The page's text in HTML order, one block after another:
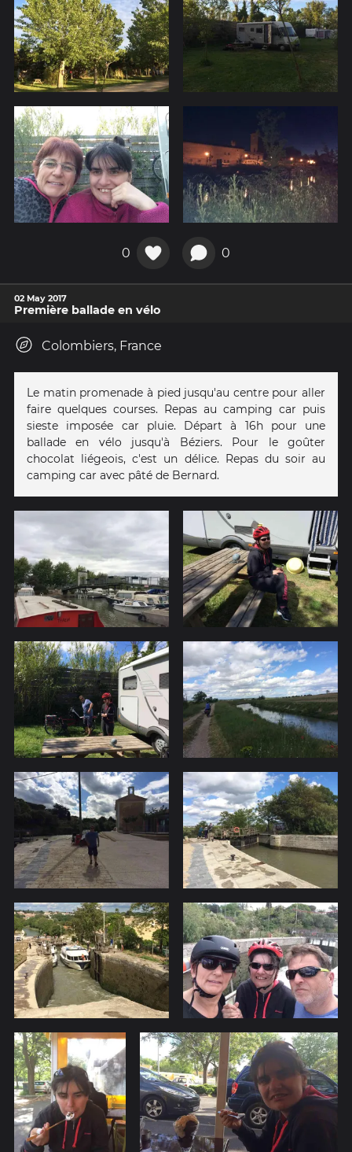
0 0
02 May 2017
Première ballade en vélo
Colombiers, France
Le matin promenade à pied jusqu'au centre pour aller
faire quelques courses. Repas au camping car puis
sieste imposée car pluie. Départ à 16h pour une
ballade en vélo jusqu'à Béziers. Pour le goûter
chocolat liégeois, c'est un délice. Repas du soir au
camping car avec pâté de Bernard.